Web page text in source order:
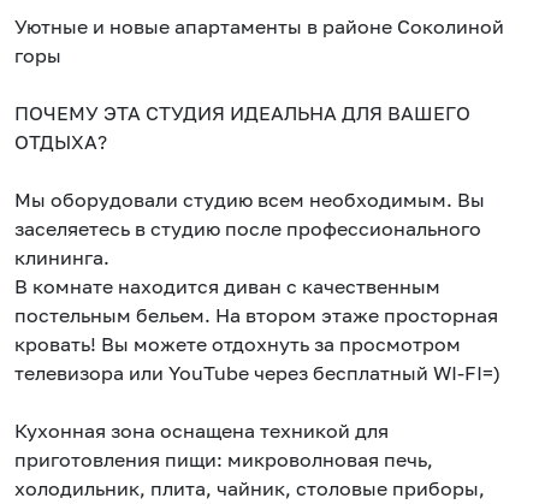
Уютные и новые апартаменты в районе Соколиной
горы
ПОЧЕМУ ЭТА СТУДИЯ ИДЕАЛЬНА ДЛЯ ВАШЕГО
ОТДЫХА?
Мы оборудовали студию всем необходимым. Вы
заселяетесь в студию после профессионального
клининга.
В комнате находится диван с качественным
постельным бельем. На втором этаже просторная
кровать! Вы можете отдохнуть за просмотром
телевизора или YouTube через бесплатный WI-FI=)
Кухонная зона оснащена техникой для
приготовления пищи: микроволновая печь,
холодильник, плита, чайник, столовые приборы,